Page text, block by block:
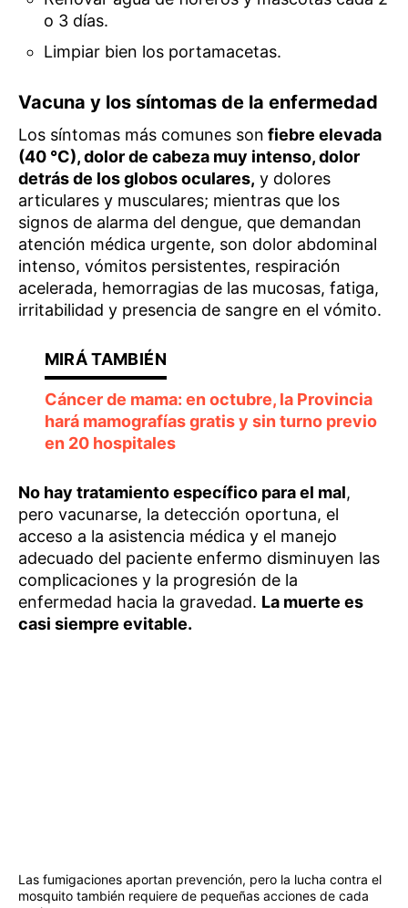
o 3 días.
Limpiar bien los portamacetas.
Vacuna y los síntomas de la enfermedad
Los síntomas más comunes son fiebre elevada
(40 °C), dolor de cabeza muy intenso, dolor
detrás de los globos oculares, y dolores
articulares y musculares; mientras que los
signos de alarma del dengue, que demandan
atención médica urgente, son dolor abdominal
intenso, vómitos persistentes, respiración
acelerada, hemorragias de las mucosas, fatiga,
irritabilidad y presencia de sangre en el vómito.
Cáncer de mama: en octubre, la Provincia
hará mamografías gratis y sin turno previo
en 20 hospitales
No hay tratamiento específico para el mal,
pero vacunarse, la detección oportuna, el
acceso a la asistencia médica y el manejo
adecuado del paciente enfermo disminuyen las
complicaciones y la progresión de la
enfermedad hacia la gravedad. La muerte es
casi siempre evitable.
Las fumigaciones aportan prevención, pero la lucha contra el
mosquito también requiere de pequeñas acciones de cada